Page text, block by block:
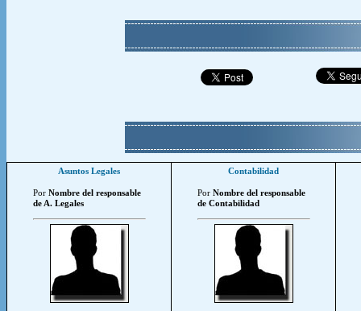
Asuntos Legales
Por Nombre del responsable
de A. Legales
Contabilidad
Por Nombre del responsable
de Contabilidad